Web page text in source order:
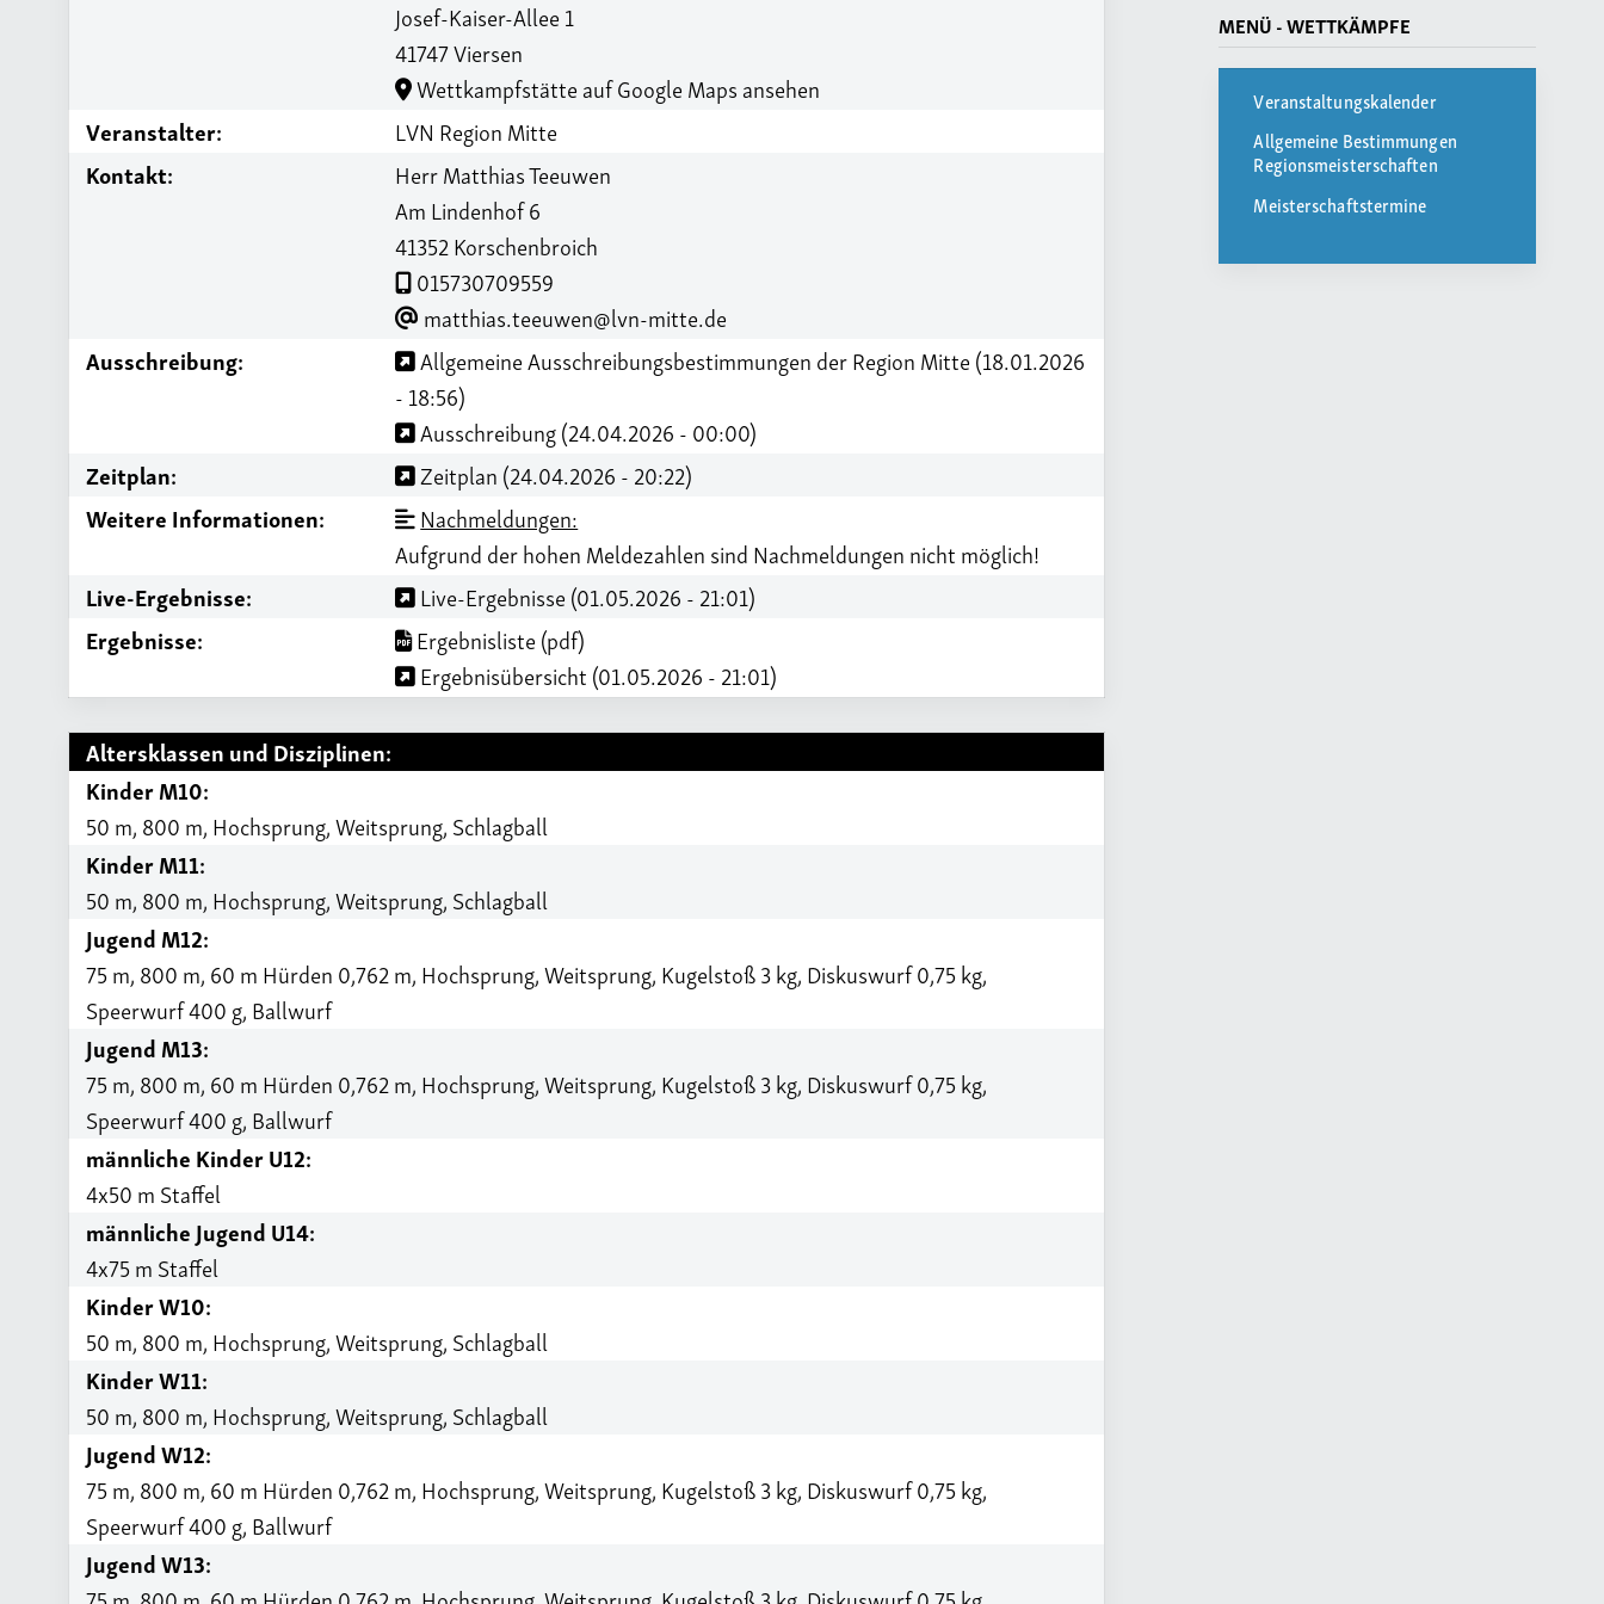
Josef-Kaiser-Allee 1
41747 Viersen
Wettkampfstätte auf Google Maps ansehen
Veranstalter:
LVN Region Mitte
Kontakt:
Herr Matthias Teeuwen
Am Lindenhof 6
41352 Korschenbroich
015730709559
matthias.teeuwen@lvn-mitte.de
Ausschreibung:
Allgemeine Ausschreibungsbestimmungen der Region Mitte (18.01.2026
- 18:56)
Ausschreibung (24.04.2026 - 00:00)
Zeitplan:
Zeitplan (24.04.2026 - 20:22)
Weitere Informationen:
Nachmeldungen:
Aufgrund der hohen Meldezahlen sind Nachmeldungen nicht möglich!
Live-Ergebnisse:
Live-Ergebnisse (01.05.2026 - 21:01)
Ergebnisse:
Ergebnisliste (pdf)
Ergebnisübersicht (01.05.2026 - 21:01)
Altersklassen und Disziplinen:
Kinder M10:
50 m, 800 m, Hochsprung, Weitsprung, Schlagball
Kinder M11:
50 m, 800 m, Hochsprung, Weitsprung, Schlagball
Jugend M12:
75 m, 800 m, 60 m Hürden 0,762 m, Hochsprung, Weitsprung, Kugelstoß 3 kg, Diskuswurf 0,75 kg,
Speerwurf 400 g, Ballwurf
Jugend M13:
75 m, 800 m, 60 m Hürden 0,762 m, Hochsprung, Weitsprung, Kugelstoß 3 kg, Diskuswurf 0,75 kg,
Speerwurf 400 g, Ballwurf
männliche Kinder U12:
4x50 m Staffel
männliche Jugend U14:
4x75 m Staffel
Kinder W10:
50 m, 800 m, Hochsprung, Weitsprung, Schlagball
Kinder W11:
50 m, 800 m, Hochsprung, Weitsprung, Schlagball
Jugend W12:
75 m, 800 m, 60 m Hürden 0,762 m, Hochsprung, Weitsprung, Kugelstoß 3 kg, Diskuswurf 0,75 kg,
Speerwurf 400 g, Ballwurf
Jugend W13:
MENÜ - WETTKÄMPFE
Veranstaltungskalender
Allgemeine Bestimmungen
Regionsmeisterschaften
Meisterschaftstermine